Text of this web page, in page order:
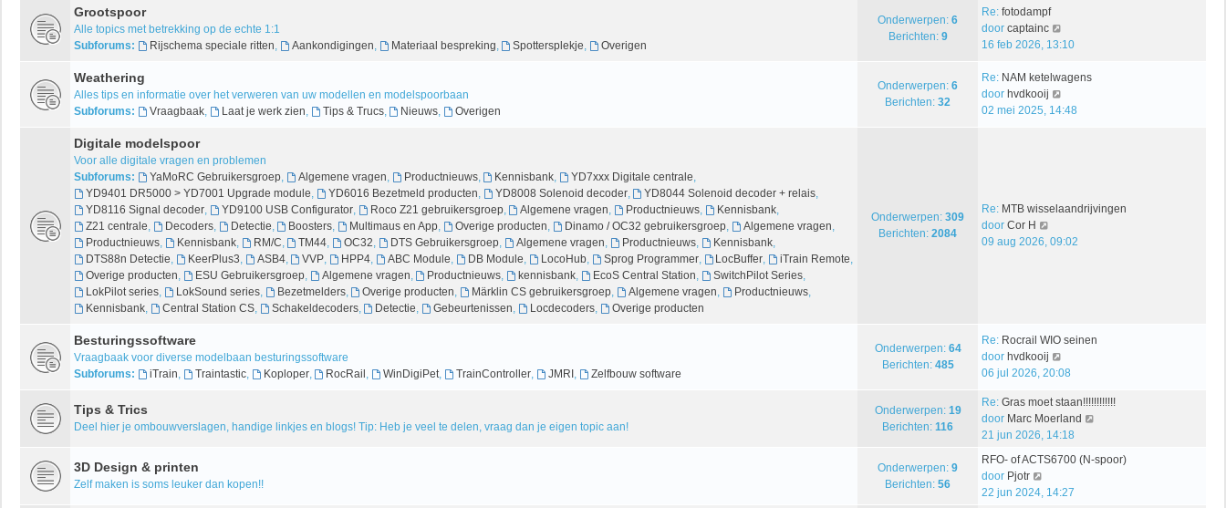
c
t
b
r
c
t
t
b
t
k
a
t
r
c
Grootspoor
Alle topics met betrekking op de echte 1:1
Subforums:
Rijschema speciale ritten, Aankondigingen, Materiaal bespreking, Spottersplekje, Overigen
Onderwerpen: 6
Berichten: 9
Re: fotodampf
door captainc
e
i
k
t
b
t
16 feb 2026, 13:10
Weathering
Alles tips en informatie over het verweren van uw modellen en modelspoorbaan
Subforums:
Vraagbaak, Laat je werk zien, Tips & Trucs, Nieuws, Overigen
Onderwerpen: 6
Berichten: 32
Re: NAM ketelwagens
door hvdkooij
e
a
t
r
c
t
02 mei 2025, 14:48
Digitale modelspoor
Voor alle digitale vragen en problemen
Subforums:
YaMoRC Gebruikersgroep, Algemene vragen, Productnieuws, Kennisbank, YD7xxx Digitale centrale,
YD9401 DR5000 > YD7001 Upgrade module, YD6016 Bezetmeld producten, YD8008 Solenoid decoder, YD8044 Solenoid decoder + relais,
YD8116 Signal decoder, YD9100 USB Configurator, Roco Z21 gebruikersgroep, Algemene vragen, Productnieuws, Kennisbank,
Z21 centrale, Decoders, Detectie, Boosters, Multimaus en App, Overige producten, Dinamo / OC32 gebruikersgroep, Algemene vragen,
Productnieuws, Kennisbank, RM/C, TM44, OC32, DTS Gebruikersgroep, Algemene vragen, Productnieuws, Kennisbank,
DTS88n Detectie, KeerPlus3, ASB4, VVP, HPP4, ABC Module, DB Module, LocoHub, Sprog Programmer, LocBuffer, iTrain Remote,
Overige producten, ESU Gebruikersgroep, Algemene vragen, Productnieuws, kennisbank, EcoS Central Station, SwitchPilot Series,
LokPilot series, LokSound series, Bezetmelders, Overige producten, Märklin CS gebruikersgroep, Algemene vragen, Productnieuws,
Kennisbank, Central Station CS, Schakeldecoders, Detectie, Gebeurtenissen, Locdecoders, Overige producten
Onderwerpen: 309
Berichten: 2084
Re: MTB wisselaandrijvingen
door Cor H
e
a
a
t
t
e
b
e
i
09 aug 2026, 09:02
Besturingssoftware
Vraagbaak voor diverse modelbaan besturingssoftware
Subforums:
iTrain, Traintastic, Koploper, RocRail, WinDigiPet, TrainController, JMRI, Zelfbouw software
Onderwerpen: 64
Berichten: 485
Re: Rocrail WIO seinen
door hvdkooij
e
i
j
k
l
a
06 jul 2026, 20:08
Tips & Trics
Deel hier je ombouwverslagen, handige linkjes en blogs! Tip: Heb je veel te delen, vraag dan je eigen topic aan!
Onderwerpen: 19
Berichten: 116
Re: Gras moet staan!!!!!!!!!!!!
door Marc Moerland
i
21 jun 2026, 14:18
3D Design & printen
Zelf maken is soms leuker dan kopen!!
Onderwerpen: 9
Berichten: 56
RFO- of ACTS6700 (N-spoor)
door Pjotr
e
22 jun 2024, 14:27